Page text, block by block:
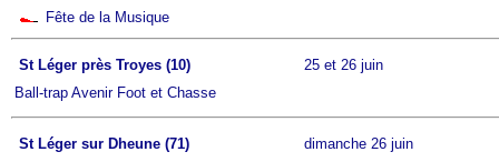
Fête de la Musique
St Léger près Troyes (10)
25 et 26 juin
Ball-trap Avenir Foot et Chasse
St Léger sur Dheune (71)
dimanche 26 juin